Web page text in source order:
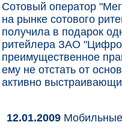
Сотовый оператор
на рынке сотового
получила в подарок
ритейлера ЗАО
преимущественное
ему не отстать от
активно
12.01.2009